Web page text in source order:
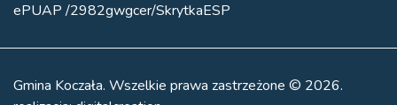
ePUAP /2982gwgcer/SkrytkaESP
Gmina Koczała. Wszelkie prawa zastrzeżone © 2026.